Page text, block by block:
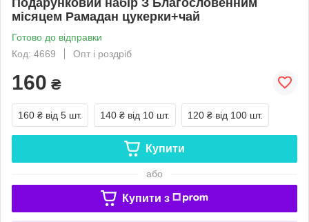
місяцем Рамадан цукерки+чай
Готово до відправки
Код: 4669
Опт і роздріб
160 ₴
160 ₴ від 5 шт. 140 ₴ від 10 шт. 120 ₴ від 100 шт.
Купити
або
Купити з